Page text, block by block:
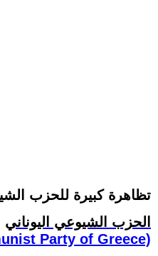
تظاهرة كبيرة للحزب
الحزب الشيوعي اليوناني
Party of Greece)